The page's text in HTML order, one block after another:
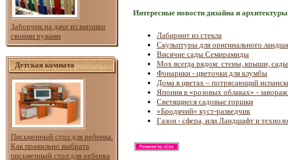
Заборчик на даче из вагонки
своими руками
Детская комната
Письменный стол для ребенка.
Как правильно выбрать
письменный стол для ребенка
Интересные новости дизайна и архитектуры
Лабиринт из стекла
Скульптуры для оригинального
Висячие сады Семирамиды
Мох всегда рядом: стены, крыши,
Фонарики - цветочки для клумбы
Дома в цветах – потрясающий
Япония в «розовых облаках» -
Светящиеся садовые горшки
«Бродячий» куст-разведчик
Газон - сфера, или Ландшафт и